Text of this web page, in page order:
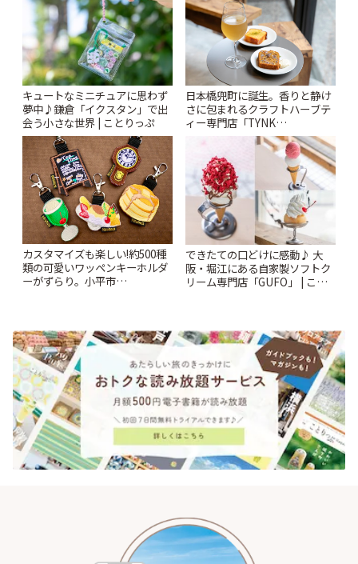
キュートなミニチュアに思わず
夢中♪鎌倉「イクスタン」で出
会う小さな世界 | ことりっぷ
日本橋兜町に誕生。香りと静け
さに包まれるクラフトハーブテ
ィー専門店「TYNK
Kabutocho」 | ことりっぷ
カスタマイズも楽しい!約500種
類の可愛いワッペンキーホルダ
ーがずらり。小平市
できたての口どけに感動♪ 大
阪・堀江にある自家製ソフトク
リーム専門店「GUFO」 | こと